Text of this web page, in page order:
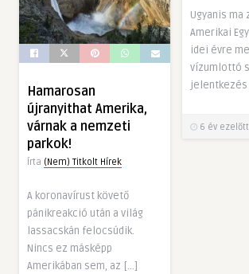
Ugyanis ma
Amerikai
idei évre
vízumlottó
6 év ezelőtt
Hamarosan
újranyithat Amerika,
várnak a nemzeti
parkok!
Írta (Nem) Titkolt Hírek
A koronavírust követő
pánikreakció után a világ
lassacskán felocsúdik.
Nincs ez másképp
Amerikában sem, az […]